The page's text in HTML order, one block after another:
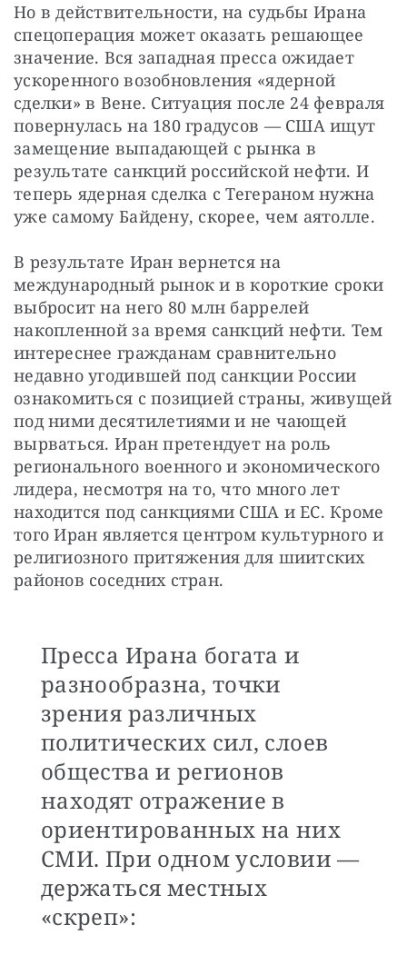
Но в действительности, на судьбы Ирана
спецоперация может оказать решающее
значение. Вся западная пресса ожидает
ускоренного возобновления «ядерной
сделки» в Вене. Ситуация после 24 февраля
повернулась на 180 градусов — США ищут
замещение выпадающей с рынка в
результате санкций российской нефти. И
теперь ядерная сделка с Тегераном нужна
уже самому Байдену, скорее, чем аятолле.
В результате Иран вернется на
международный рынок и в короткие сроки
выбросит на него 80 млн баррелей
накопленной за время санкций нефти. Тем
интереснее гражданам сравнительно
недавно угодившей под санкции России
ознакомиться с позицией страны, живущей
под ними десятилетиями и не чающей
вырваться. Иран претендует на роль
регионального военного и экономического
лидера, несмотря на то, что много лет
находится под санкциями США и ЕС. Кроме
того Иран является центром культурного и
религиозного притяжения для шиитских
районов соседних стран.
Пресса Ирана богата и
разнообразна, точки
зрения различных
политических сил, слоев
общества и регионов
находят отражение в
ориентированных на них
СМИ. При одном условии —
держаться местных
«скреп»: